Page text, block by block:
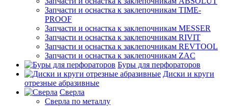
Запчасти и оснастка к заклепочникам TIME-
PROOF
Запчасти и оснастка к заклепочникам MESSER
Запчасти и оснастка к заклепочникам RIVIT
Запчасти и оснастка к заклепочникам REVTOOL
Запчасти и оснастка к заклепочникам ZAC
Буры для перфораторов
Диски и круги
отрезные абразивные
Сверла
Сверла по металлу